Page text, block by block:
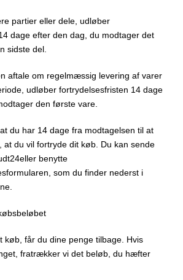
partier eller dele, udløber
dage efter den dag, du modtager det
sidste del.
aftale om regelmæssig levering af varer
udløber fortrydelsesfristen 14 dage
den første vare.
du har 14 dage fra modtagelsen til at
at du vil fortryde dit køb. Du kan sende
benytte
som du finder nederst i
køb, får du dine penge tilbage. Hvis
fratrækker vi det beløb, du hæfter